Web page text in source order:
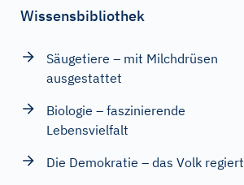
Wissensbibliothek
Säugetiere – mit Milchdrüsen
ausgestattet
Biologie – faszinierende
Lebensvielfalt
Die Demokratie – das Volk regiert